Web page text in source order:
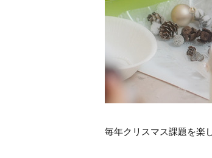
毎年クリスマス課題を楽